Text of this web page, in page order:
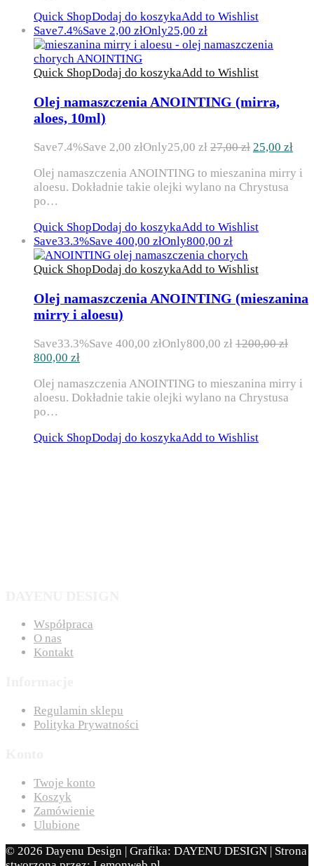
Quick ShopDodaj do koszykaAdd to Wishlist
Save7.4%Save 2,00 złOnly25,00 zł
Quick ShopDodaj do koszykaAdd to Wishlist
Olej namaszczenia ANOINTING (mirra,
aloes, 10ml)
Save7.4%Save 2,00 złOnly25,00 zł 27,00zł Pierwotna
wynosiła:
27,00 zł.
25,00 zł
Olej namaszczenia ANOINTING to mieszanina mirry i
aloesu. Dokładnie takie olejki wylano na Chrystusa
po…
Quick ShopDodaj do koszykaAdd to Wishlist
Save33.3%Save 400,00 złOnly800,00 zł
Quick ShopDodaj do koszykaAdd to Wishlist
Olej namaszczenia ANOINTING (mieszanina
mirry i aloesu)
Save33.3%Save 400,00 złOnly800,00 zł 1200,00zł
Pierwotna
wynosiła:
1200,00 zł.
800,00 złAktualna
wynosi:
800,00 zł.
Olej namaszczenia ANOINTING to mieszanina mirry i
aloesu. Dokładnie takie olejki wylano na Chrystusa
po…
Quick ShopDodaj do koszykaAdd to Wishlist
Współpraca
O nas
Kontakt
Regulamin sklepu
Polityka Prywatności
Twoje konto
Koszyk
Zamówienie
Ulubione
© 2026 Dayenu Design | Grafika: DAYENU DESIGN | Strona